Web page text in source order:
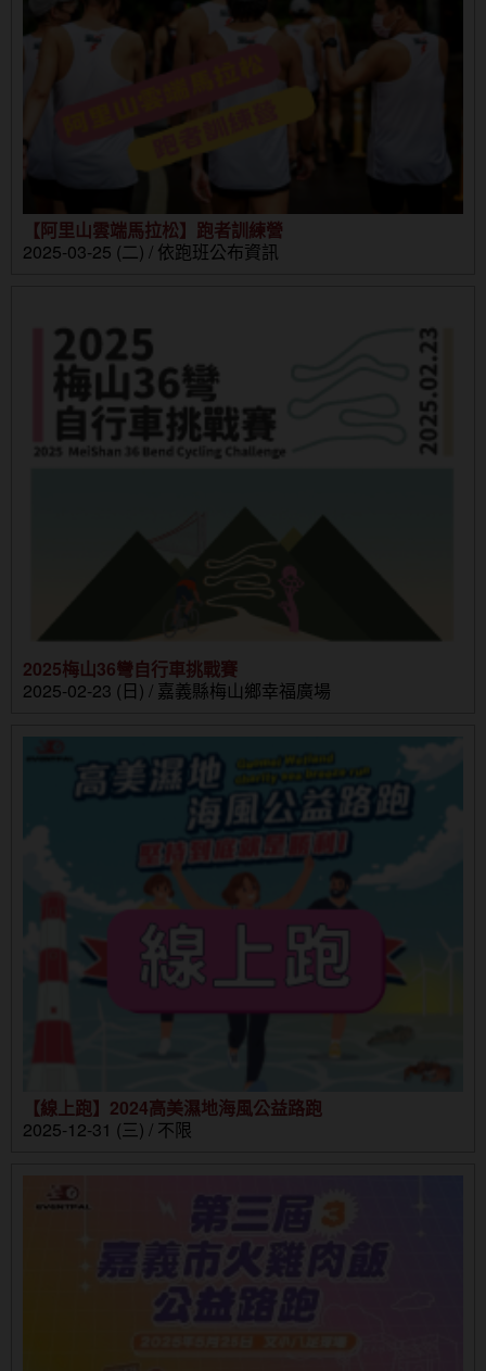
【阿里山雲端馬拉松】跑者訓練營
2025-03-25 (二) / 依跑班公布資訊
2025梅山36彎自行車挑戰賽
2025-02-23 (日) / 嘉義縣梅山鄉幸福廣場
【線上跑】2024高美濕地海風公益路跑
2025-12-31 (三) / 不限